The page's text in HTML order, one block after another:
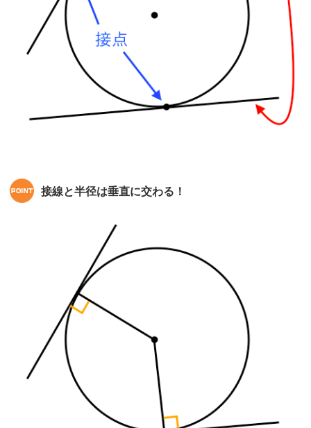
接線と半径は垂直に交わる！